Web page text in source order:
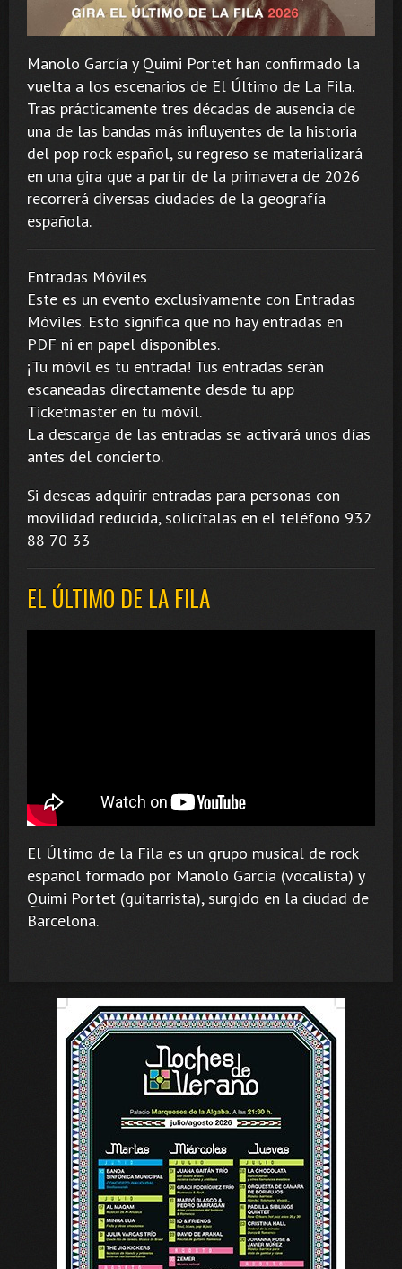
Manolo García y Quimi Portet han confirmado la
vuelta a los escenarios de El Último de La Fila.
Tras prácticamente tres décadas de ausencia de
una de las bandas más influyentes de la historia
del pop rock español, su regreso se materializará
en una gira que a partir de la primavera de 2026
recorrerá diversas ciudades de la geografía
española.
Entradas Móviles
Este es un evento exclusivamente con Entradas
Móviles. Esto significa que no hay entradas en
PDF ni en papel disponibles.
¡Tu móvil es tu entrada! Tus entradas serán
escaneadas directamente desde tu app
Ticketmaster en tu móvil.
La descarga de las entradas se activará unos días
antes del concierto.
Si deseas adquirir entradas para personas con
movilidad reducida, solicítalas en el teléfono 932
88 70 33
EL ÚLTIMO DE LA FILA
El Último de la Fila es un grupo musical de rock
español formado por Manolo García (vocalista) y
Quimi Portet (guitarrista), surgido en la ciudad de
Barcelona.